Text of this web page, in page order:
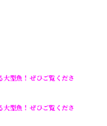
型魚！ぜひご覧くださ
型魚！ぜひご覧くださ